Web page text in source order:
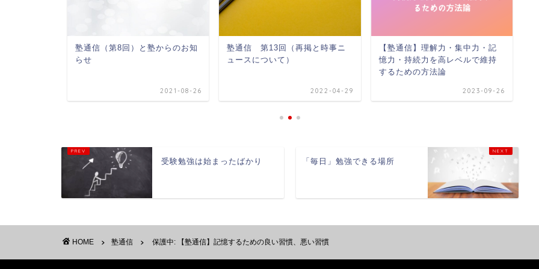
塾通信（第8回）と塾からのお知
らせ
2021-08-26
塾通信 第13回（再掲と時事ニ
ュースについて）
2022-04-29
【塾通信】理解力・集中力・記
憶力・持続力を高レベルで維持
するための方法論
2023-09-26
受験勉強は始まったばかり 「毎日」勉強できる場所
HOME 塾通信 保護中: 【塾通信】記憶するための良い習慣、悪い習慣